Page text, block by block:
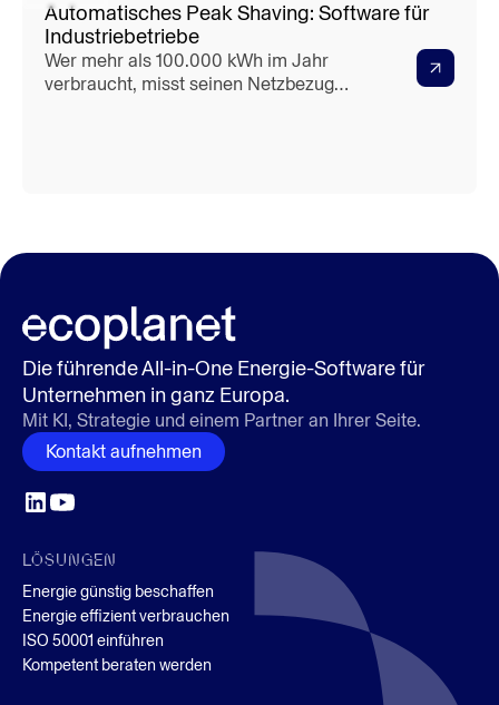
Automatisches Peak Shaving: Software für
Industriebetriebe
Wer mehr als 100.000 kWh im Jahr
verbraucht, misst seinen Netzbezug
Die führende All-in-One Energie-Software für
Unternehmen in ganz Europa.
Mit KI, Strategie und einem Partner an Ihrer Seite.
Kontakt aufnehmen
LÖSUNGEN
Energie günstig beschaffen
Energie effizient verbrauchen
ISO 50001 einführen
Kompetent beraten werden